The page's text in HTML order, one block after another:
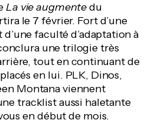
La vie augmentedu
le 7 février. Fort d’une
faculté d’adaptation à
une trilogie très
tout en continuant de
en lui. PLK, Dinos,
Montana viennent
tracklist aussi haletante
en début de mois.